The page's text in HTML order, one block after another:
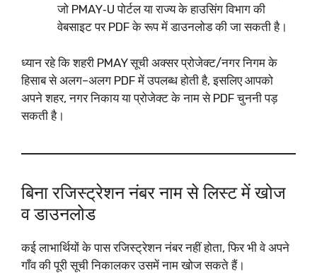
जो PMAY‑U पोर्टल या राज्य के हाउसिंग विभाग की
वेबसाइट पर PDF के रूप में डाउनलोड की जा सकती है।
ध्यान रहे कि शहरी PMAY सूची अक्सर प्रोजेक्ट/नगर निगम के
हिसाब से अलग–अलग PDF में उपलब्ध होती है, इसलिए आपको
अपने शहर, नगर निकाय या प्रोजेक्ट के नाम से PDF चुननी पड़
सकती है।
बिना रजिस्ट्रेशन नंबर नाम से लिस्ट में खोज
व डाउनलोड
कई लाभार्थियों के पास रजिस्ट्रेशन नंबर नहीं होता, फिर भी वे अपने
गाँव की पूरी सूची निकालकर उसमें नाम खोज सकते हैं।​